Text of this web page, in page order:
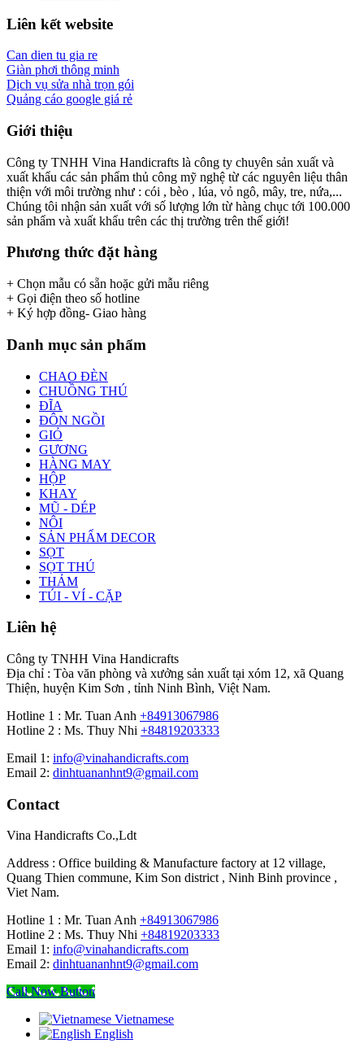
Liên kết website
Can dien tu gia re
Giàn phơi thông minh
Dịch vụ sửa nhà trọn gói
Quảng cáo google giá rẻ
Giới thiệu
Công ty TNHH Vina Handicrafts là công ty chuyên sản xuất và
xuất khẩu các sản phẩm thủ công mỹ nghệ từ các nguyên liệu thân
thiện với môi trường như : cói , bèo , lúa, vỏ ngô, mây, tre, nứa,...
Chúng tôi nhận sản xuất với số lượng lớn từ hàng chục tới 100.000
sản phẩm và xuất khẩu trên các thị trường trên thế giới!
Phương thức đặt hàng
+ Chọn mẫu có sẵn hoặc gửi mẫu riêng
+ Gọi điện theo số hotline
+ Ký hợp đồng- Giao hàng
Danh mục sản phẩm
CHAO ĐÈN
CHUỒNG THÚ
ĐĨA
ĐÔN NGỒI
GIỎ
GƯƠNG
HÀNG MAY
HỘP
KHAY
MŨ - DÉP
NÔI
SẢN PHẨM DECOR
SỌT
SỌT THÚ
THẢM
TÚI - VÍ - CẶP
Liên hệ
Công ty TNHH Vina Handicrafts
Địa chỉ : Tòa văn phòng và xưởng sản xuất tại xóm 12, xã Quang
Thiện, huyện Kim Sơn , tỉnh Ninh Bình, Việt Nam.
Hotline 1 : Mr. Tuan Anh +84913067986
Hotline 2 : Ms. Thuy Nhi +84819203333
Email 1: info@vinahandicrafts.com
Email 2: dinhtuananhnt9@gmail.com
Contact
Vina Handicrafts Co.,Ldt
Address : Office building & Manufacture factory at 12 village,
Quang Thien commune, Kim Son district , Ninh Binh province ,
Viet Nam.
Hotline 1 : Mr. Tuan Anh +84913067986
Hotline 2 : Ms. Thuy Nhi +84819203333
Email 1: info@vinahandicrafts.com
Email 2: dinhtuananhnt9@gmail.com
Call Now Button
Vietnamese
English